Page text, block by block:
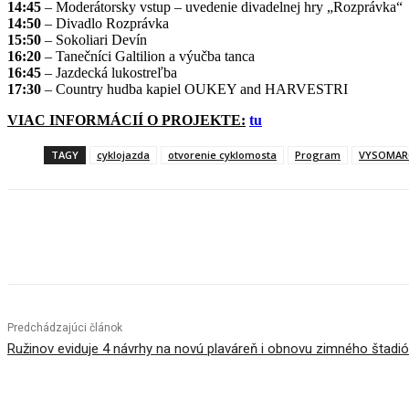
14:45 – Moderátorsky vstup – uvedenie divadelnej hry „Rozprávka“
14:50 – Divadlo Rozprávka
15:50 – Sokoliari Devín
16:20 – Tanečníci Galtilion a výučba tanca
16:45 – Jazdecká lukostreľba
17:30 – Country hudba kapiel OUKEY and HARVESTRI
VIAC INFORMÁCIÍ O PROJEKTE: tu
TAGY cyklojazda otvorenie cyklomosta Program
Predchádzajúci článok
Ružinov eviduje 4 návrhy na novú plaváreň i obnovu zimného